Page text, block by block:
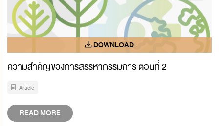
ความสำคัญของการสรรหากรรมการ ตอนที่ 2
Article
READ MORE